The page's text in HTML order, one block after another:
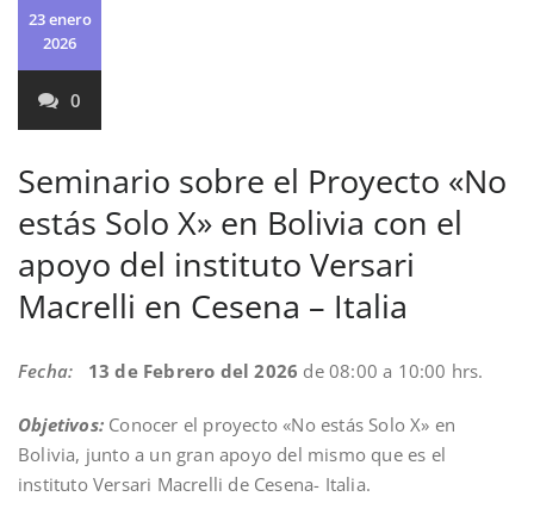
23 enero
2026
0
Seminario sobre el Proyecto «No
estás Solo X» en Bolivia con el
apoyo del instituto Versari
Macrelli en Cesena – Italia
Fecha: 13 de Febrero del 2026 de 08:00 a 10:00 hrs.
Objetivos: Conocer el proyecto «No estás Solo X» en
Bolivia, junto a un gran apoyo del mismo que es el
instituto Versari Macrelli de Cesena- Italia.